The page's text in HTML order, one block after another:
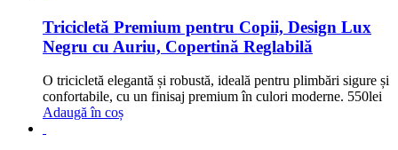
Tricicletă Premium pentru Copii, Design Lux
Negru cu Auriu, Copertină Reglabilă
O tricicletă elegantă și robustă, ideală pentru plimbări sigure și
confortabile, cu un finisaj premium în culori moderne. 550lei
Adaugă în coș